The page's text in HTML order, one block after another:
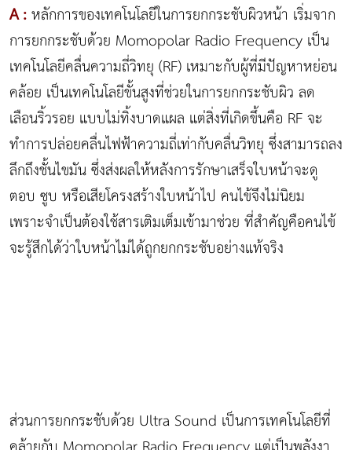
A :หลักการของเทคโนโลยีในการยกกระชับผิวหน้า เริ่มจาก
การยกกระชับด้วย Momopolar Radio Frequency เป็น
เทคโนโลยีคลื่นความถี่วิทยุ (RF) เหมาะกับผู้ที่มีปัญหาหย่อน
คล้อย เป็นเทคโนโลยีขั้นสูงที่ช่วยในการยกกระชับผิว ลด
เลือนริ้วรอย แบบไม่ทิ้งบาดแผล แต่สิ่งที่เกิดขึ้นคือ RF จะ
ทำการปล่อยคลื่นไฟฟ้าความถี่เท่ากับคลื่นวิทยุ ซึ่งสามารถลง
ลึกถึงชั้นไขมัน ซึ่งส่งผลให้หลังการรักษาเสร็จใบหน้าจะดู
ตอบ ซูบ หรือเสียโครงสร้างใบหน้าไป คนไข้จึงไม่นิยม
เพราะจำเป็นต้องใช้สารเติมเต็มเข้ามาช่วย ที่สำคัญคือคนไข้
จะรู้สึกได้ว่าใบหน้าไม่ได้ถูกยกกระชับอย่างแท้จริง
ส่วนการยกกระชับด้วย Ultra Sound เป็นการเทคโนโลยีที่